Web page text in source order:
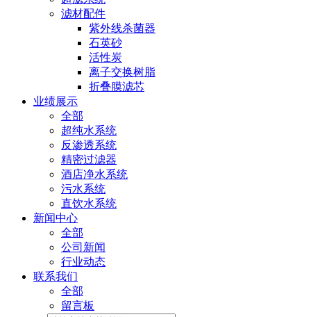
滤材配件
紫外线杀菌器
石英砂
活性炭
离子交换树脂
折叠膜滤芯
业绩展示
全部
超纯水系统
反渗透系统
精密过滤器
酒店净水系统
污水系统
直饮水系统
新闻中心
全部
公司新闻
行业动态
联系我们
全部
留言板